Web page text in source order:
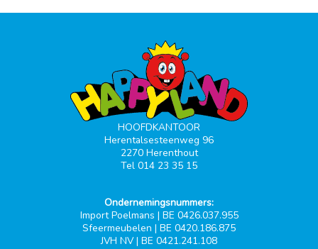
HOOFDKANTOOR
Herentalsesteenweg 96
2270 Herenthout
Tel 014 23 35 15
Ondernemingsnummers:
Import Poelmans | BE 0426.037.955
Sfeermeubelen | BE 0420.186.875
JVH NV | BE 0421.241.108